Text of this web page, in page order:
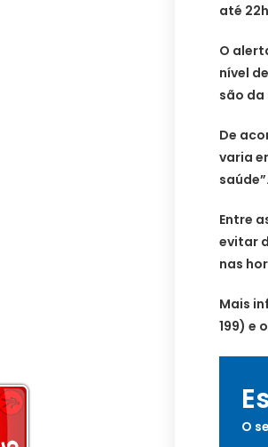
até
O
nível
são
De
varia
saúde”.
Entre
evitar
nas
Mais
199) e
O